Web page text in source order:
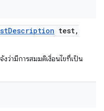
Description test,
ว่ามีการสมมติเงื่อนไขที่เป็น